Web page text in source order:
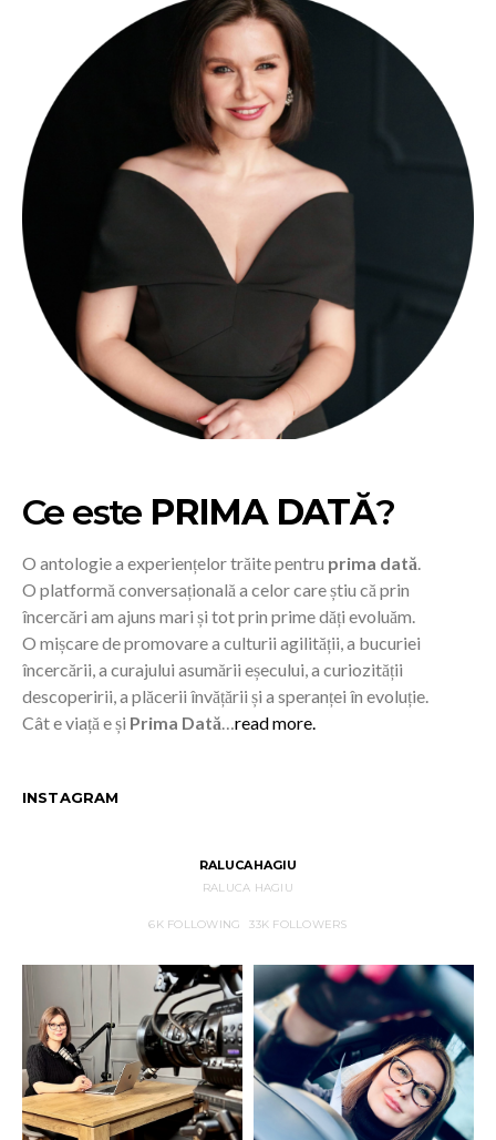
Ce este PRIMA DATĂ?
O antologie a experiențelor trăite pentru prima dată.
O platformă conversațională a celor care știu că prin
încercări am ajuns mari și tot prin prime dăți evoluăm.
O mișcare de promovare a culturii agilității, a bucuriei
încercării, a curajului asumării eșecului, a curiozității
descoperirii, a plăcerii învățării și a speranței în evoluție.
Cât e viață e și Prima Dată…read more.
INSTAGRAM
RALUCAHAGIU
RALUCA HAGIU
6KFOLLOWING 33K FOLLOWERS